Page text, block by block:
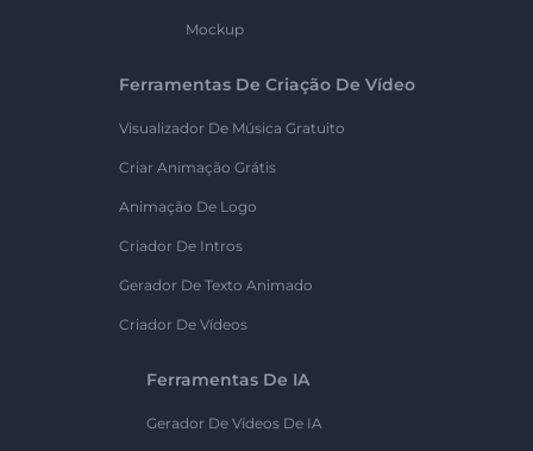
Mockup
Ferramentas De Criação De Vídeo
Visualizador De Música Gratuito
Criar Animação Grátis
Animação De Logo
Criador De Intros
Gerador De Texto Animado
Criador De Vídeos
Ferramentas De IA
Gerador De Vídeos De IA